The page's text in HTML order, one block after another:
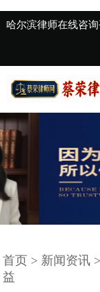
哈尔滨律师在线咨
首页 > 新闻资讯 >
益